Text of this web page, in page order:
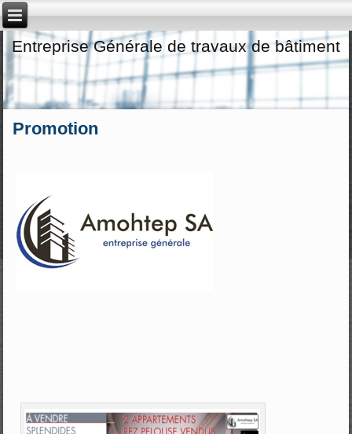
Entreprise Générale de travaux de bâtiment
Promotion